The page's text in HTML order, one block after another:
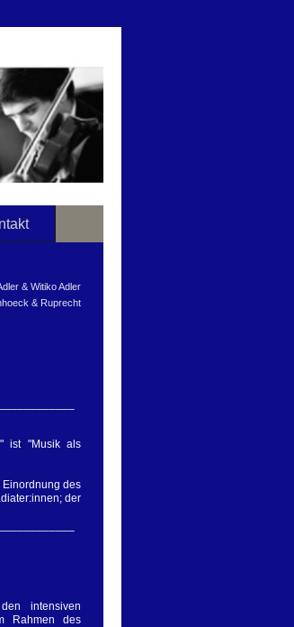
& Witiko Adler
& Ruprecht
ist "Musik als
Einordnung des
der
intensiven
Rahmen des